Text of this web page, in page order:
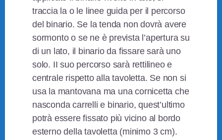
traccia la o le linee guida per il percorso
del binario. Se la tenda non dovrà avere
sormonto o se ne è prevista l’apertura su
di un lato, il binario da fissare sarà uno
solo. II suo percorso sarà rettilineo e
centrale rispetto alla tavoletta. Se non si
usa la mantovana ma una cornicetta che
nasconda carrelli e binario, quest’ultimo
potrà essere fissato più vicino al bordo
esterno della tavoletta (minimo 3 cm).